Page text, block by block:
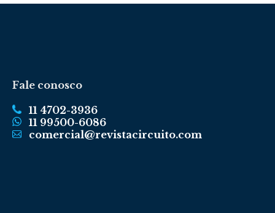
Fale conosco
11 4702-3936
11 99500-6086
comercial@revistacircuito.com